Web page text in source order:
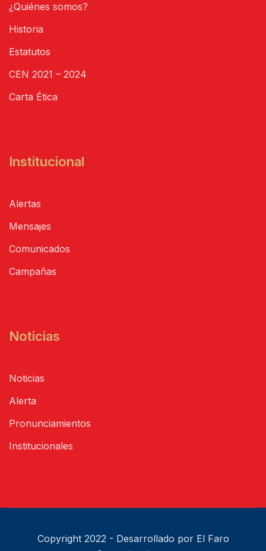
¿Quiénes somos?
Historia
Estatutos
CEN 2021 – 2024
Carta Ética
Institucional
Alertas
Mensajes
Comunicados
Campañas
Noticias
Noticias
Alerta
Pronunciamientos
Institucionales
Copyright 2022 - Desarrollado por El Faro